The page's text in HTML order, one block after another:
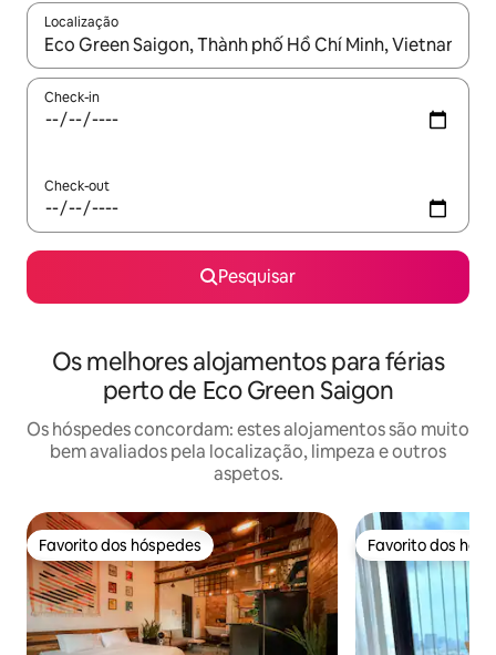
Localização
Quando os resultados estiverem disponíveis, navegue com
Check-in
Check-out
Pesquisar
Os melhores alojamentos para férias
perto de Eco Green Saigon
Os hóspedes concordam: estes alojamentos são muito
bem avaliados pela localização, limpeza e outros
aspetos.
Favorito dos hóspedes
Favorito dos hóspedes Favorito dos
Favorito dos